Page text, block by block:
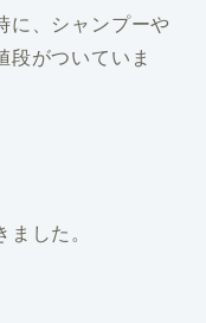
に、シャンプーや
段がついていま
した。